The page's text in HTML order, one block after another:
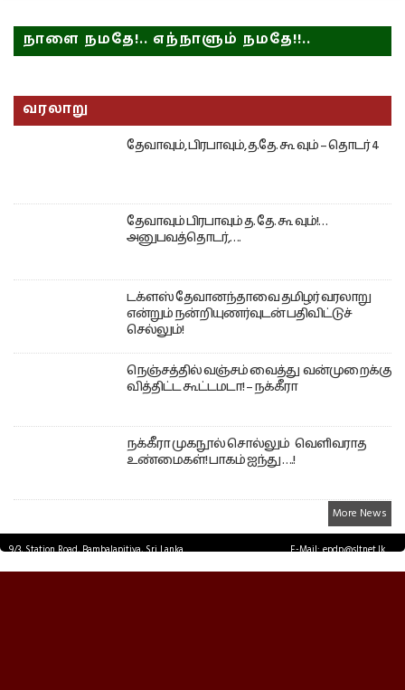
நாளை நமதே!.. எந்நாளும் நமதே!!..
வரலாறு
தேவாவும், பிரபாவும், த.தே. கூ வும் – தொடர் 4
தேவாவும் பிரபாவும் த. தே. கூ வும்!…
அனுபவத்தொடர்,….
டக்ளஸ் தேவானந்தாவை தமிழர் வரலாறு
என்றும் நன்றியுணர்வுடன் பதிவிட்டுச்
செல்லும்!
நெஞ்சத்தில் வஞ்சம் வைத்து வன்முறைக்கு
வித்திட்ட கூட்டமடா! – நக்கீரா
நக்கீரா முகநூல் சொல்லும் வெளிவராத
உண்மைகள்! பாகம் ஐந்து ….!
More News
9/3, Station Road, Bambalapitiya, Sri Lanka.
E-Mail: epdp@sltnet.lk